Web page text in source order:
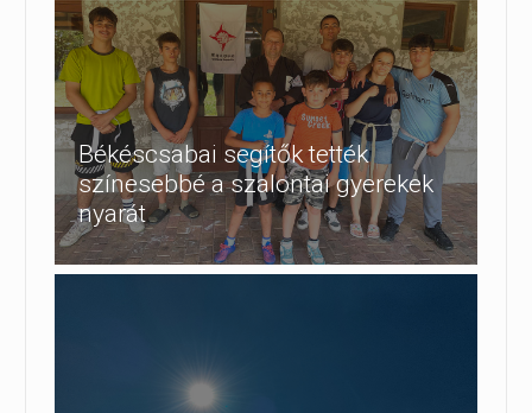
Békéscsabai segítők tették
színesebbé a szalontai gyerekek
nyarát